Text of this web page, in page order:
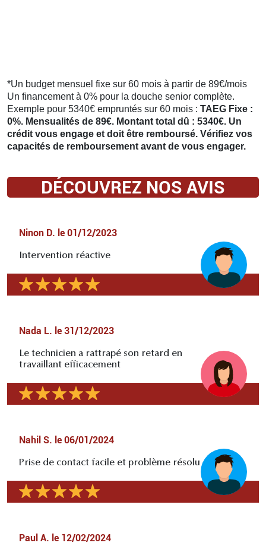
*Un budget mensuel fixe sur 60 mois à partir de 89€/mois
Un financement à 0% pour la douche senior complète.
Exemple pour 5340€ empruntés sur 60 mois : TAEG Fixe :
0%. Mensualités de 89€. Montant total dû : 5340€. Un
crédit vous engage et doit être remboursé. Vérifiez vos
capacités de remboursement avant de vous engager.
DÉCOUVREZ NOS AVIS
Ninon D. le 01/12/2023
Intervention réactive
Nada L. le 31/12/2023
Le technicien a rattrapé son retard en
travaillant efficacement
Nahil S. le 06/01/2024
Prise de contact facile et problème résolu
Paul A. le 12/02/2024